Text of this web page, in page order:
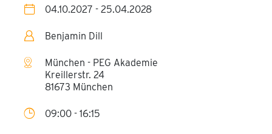
04.10.2027 - 25.04.2028
Benjamin Dill
München - PEG Akademie
Kreillerstr. 24
81673 München
09:00 - 16:15